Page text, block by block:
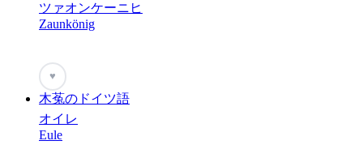
ツァオンケーニヒ
Zaunkönig
♥
木菟のドイツ語
オイレ
Eule